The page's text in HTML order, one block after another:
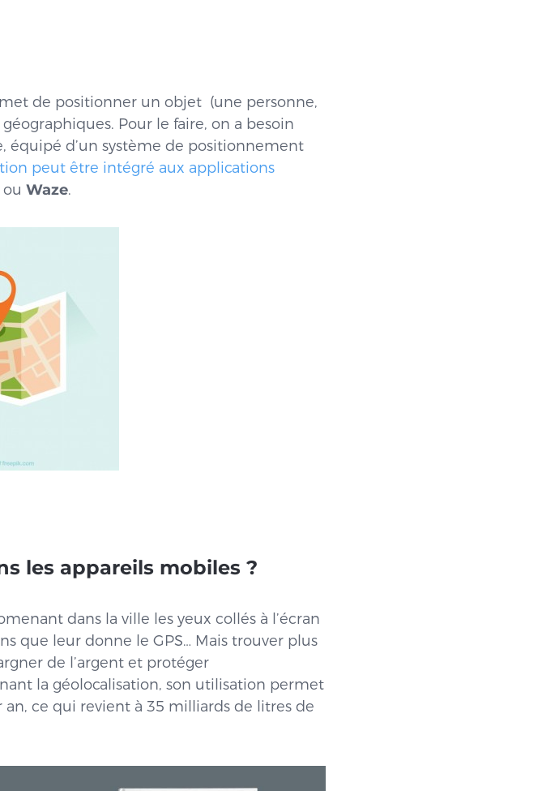
de positionner un objet (une personne,
Pour le faire, on a besoin
équipé d’un système de positionnement
peut être intégré aux applications
ou Waze.
les appareils mobiles ?
dans la ville les yeux collés à l’écran
que leur donne le GPS… Mais trouver plus
de l’argent et protéger
la géolocalisation, son utilisation permet
an, ce qui revient à 35 milliards de litres de